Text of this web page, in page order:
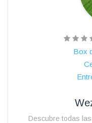
Box
Descubre todas